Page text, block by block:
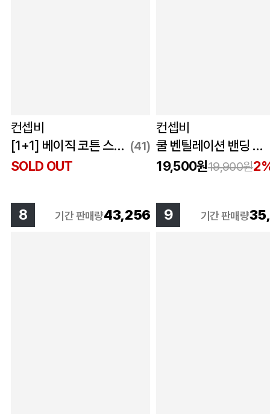
컨셉비
[1+1] 베이직 코튼 스판 하프 팬츠 5컬러 (41)
SOLD OUT
컨셉비
쿨 벤틸레이션 밴딩 반바지 블랙
19,500원19,900원
8 기간 판매량43,256 9 기간 판매량